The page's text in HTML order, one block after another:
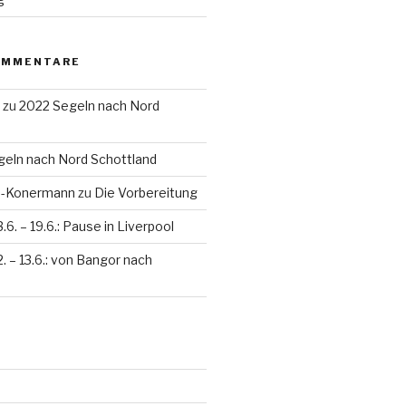
zu 2022 Segeln nach Nord
nach Nord Schottland
Konermann zu Die Vorbereitung
– 19.6.: Pause in Liverpool
– 13.6.: von Bangor nach